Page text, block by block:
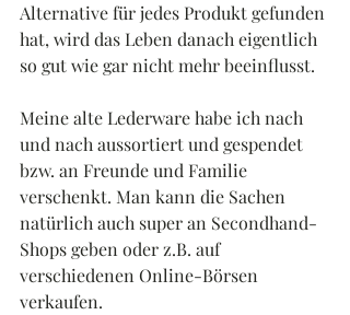
Alternative für jedes Produkt gefunden
hat, wird das Leben danach eigentlich
so gut wie gar nicht mehr beeinflusst.
Meine alte Lederware habe ich nach
und nach aussortiert und gespendet
bzw. an Freunde und Familie
verschenkt. Man kann die Sachen
natürlich auch super an Secondhand-
Shops geben oder z.B. auf
verschiedenen Online-Börsen
verkaufen.